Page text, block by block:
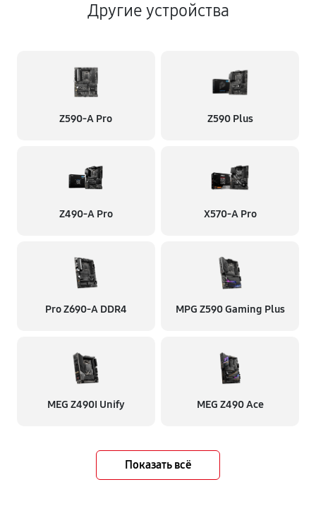
Другие устройства
Z590-A Pro Z590 Plus
Z490-A Pro X570-A Pro
Pro Z690-A DDR4 MPG Z590 Gaming Plus
MEG Z490I Unify MEG Z490 Ace
Показать всё